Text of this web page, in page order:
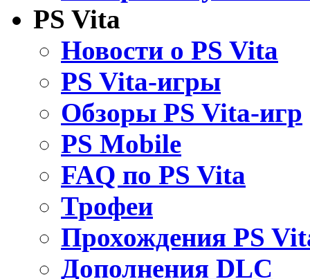
PS Vita
Новости о PS Vita
PS Vita-игры
Обзоры PS Vita-игр
PS Mobile
FAQ по PS Vita
Трофеи
Прохождения PS
Дополнения DLC